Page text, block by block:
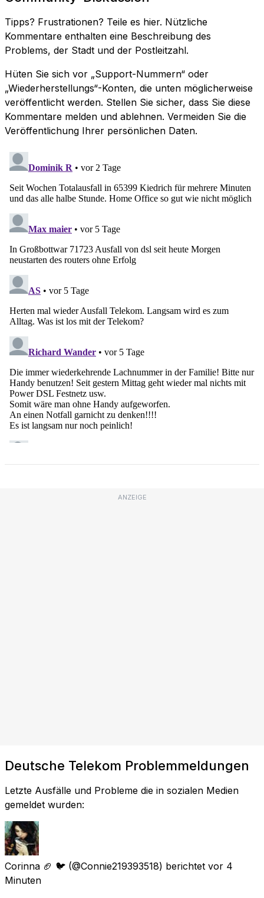
Tipps? Frustrationen? Teile es hier. Nützliche
Kommentare enthalten eine Beschreibung des
Problems, der Stadt und der Postleitzahl.
Hüten Sie sich vor „Support-Nummern“ oder
„Wiederherstellungs“-Konten, die unten möglicherweise
veröffentlicht werden. Stellen Sie sicher, dass Sie diese
Kommentare melden und ablehnen. Vermeiden Sie die
Veröffentlichung Ihrer persönlichen Daten.
ANZEIGE
Deutsche Telekom Problemmeldungen
Letzte Ausfälle und Probleme die in sozialen Medien
gemeldet wurden:
Corinna 🏈 🐦 (@Connie219393518) berichtet vor 4
Minuten